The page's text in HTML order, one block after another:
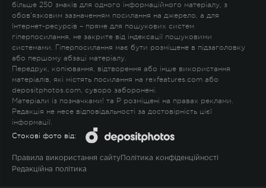
більше 250 знаків для одного інформаційного матеріалу, з
обов'язковим зазначенням посилання на джерело, а для
Інтернет-ресурсів – пряме для пошукових систем
гіперпосилання, не закрите від індексації пошуковими
системами. Гіперпосилання має бути розміщене в підзаголовку
або першому абзаці матеріалу.
Передрук, копіювання, відтворення або інше використання
матеріалів, які містять посилання на rexfeatures.com або
depositphotos.com, суворо заборонені.
Матеріали із позначками! та P розміщені на правах реклами.
Редакція не несе відповідальності за достовірність цієї
інформації.
Стокові фото від:
Правила використання сайту Політика конфіденційності
Редакційна політика